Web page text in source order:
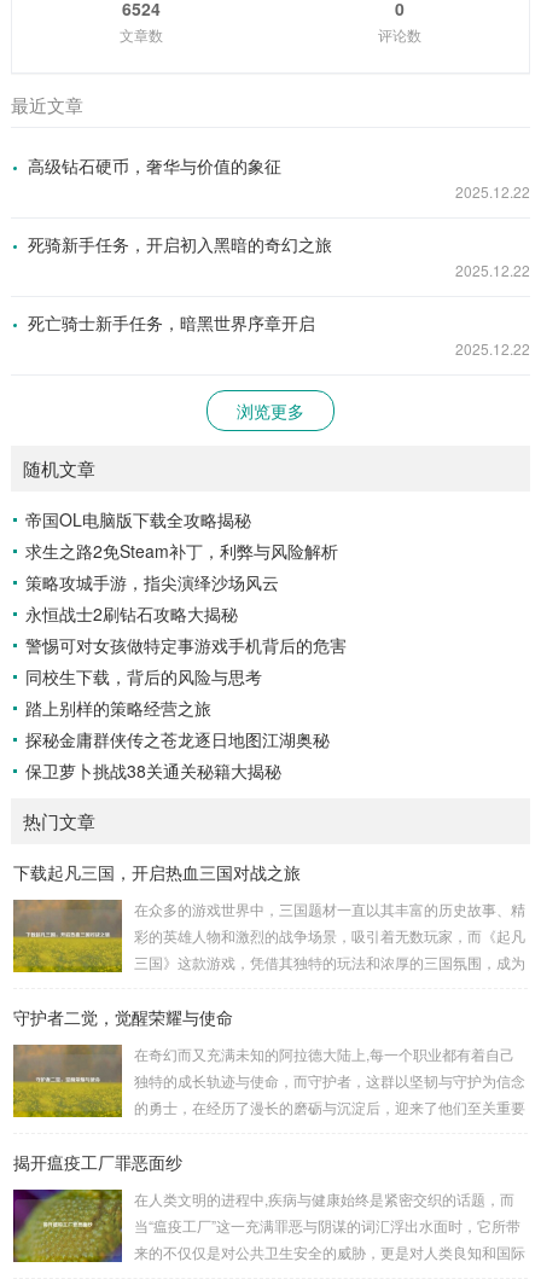
6524
文章数
0
评论数
最近文章
高级钻石硬币，奢华与价值的象征
2025.12.22
死骑新手任务，开启初入黑暗的奇幻之旅
2025.12.22
死亡骑士新手任务，暗黑世界序章开启
2025.12.22
浏览更多
随机文章
帝国OL电脑版下载全攻略揭秘
求生之路2免Steam补丁，利弊与风险解析
策略攻城手游，指尖演绎沙场风云
永恒战士2刷钻石攻略大揭秘
警惕可对女孩做特定事游戏手机背后的危害
同校生下载，背后的风险与思考
踏上别样的策略经营之旅
探秘金庸群侠传之苍龙逐日地图江湖奥秘
保卫萝卜挑战38关通关秘籍大揭秘
热门文章
下载起凡三国，开启热血三国对战之旅
在众多的游戏世界中，三国题材一直以其丰富的历史故事、精
彩的英雄人物和激烈的战争场景，吸引着无数玩家，而《起凡
三国》这款游戏，凭借其独特的玩法和浓厚的三国氛围，成为
何进行起凡三国下载,开启一段热血的三国对战之旅。 《起凡
以化身为三国时期的知名将领，如勇猛无双的吕布、足智多谋
的诸葛亮、忠义双全的关羽等，率领自己的军队在战场上冲锋
陷阵、排兵布阵，游戏中的每一场战斗都充满了变...
守护者二觉，觉醒荣耀与使命
在奇幻而又充满未知的阿拉德大陆上,每一个职业都有着自己
独特的成长轨迹与使命，而守护者，这群以坚韧与守护为信念
的勇士，在经历了漫长的磨砺与沉淀后，迎来了他们至关重要
大陆的那一刻起，便肩负着守护的重任，他们身躯魁梧，手持
来自各方的邪恶势力，最初，他们凭借着基础的技能和坚定的
意志，在一次次战斗中积累着经验，不断成长，无论是在阴森
恐怖的地下墓穴，还是在战火纷飞的前线战场，守...
揭开瘟疫工厂罪恶面纱
在人类文明的进程中,疾病与健康始终是紧密交织的话题，而
当“瘟疫工厂”这一充满罪恶与阴谋的词汇浮出水面时，它所带
来的不仅仅是对公共卫生安全的威胁，更是对人类良知和国际